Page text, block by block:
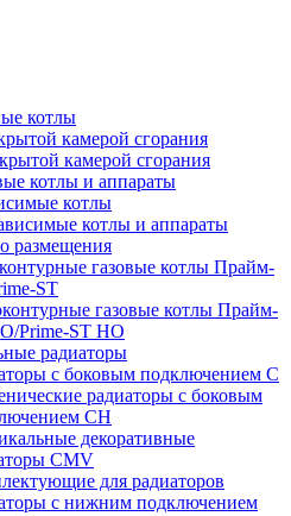
котлы
камерой сгорания
камерой сгорания
котлы и аппараты
котлы
котлы и аппараты
размещения
газовые котлы Прайм-
ST
газовые котлы Прайм-
Prime-ST HO
радиаторы
c боковым подключением C
радиаторы c боковым
CH
декоративные
CMV
для радиаторов
c нижним подключением